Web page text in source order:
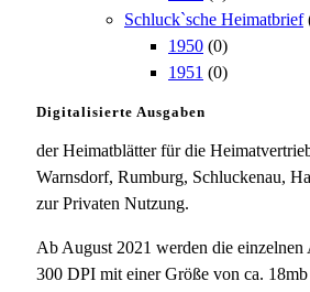
Schluck`sche Heimatbrief
1950 (0)
1951 (0)
Digitalisierte Ausgaben
der Heimatblätter für die
Warnsdorf, Rumburg, Schluckenau,
zur Privaten Nutzung.
Ab August 2021 werden die einzelnen
300 DPI mit einer Größe von ca.